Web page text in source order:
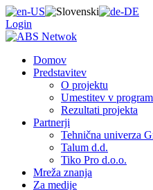
Login
Domov
Predstavitev
O projektu
Umestitev v
Rezultati projekta
Partnerji
Tehnična univerza
Talum d.d.
Tiko Pro d.o.o.
Mreža znanja
Za medije